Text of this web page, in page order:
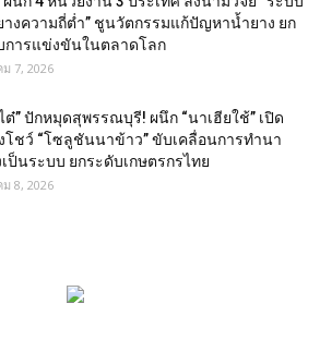
างความถี่ต่ำ” ชูนวัตกรรมแก้ปัญหาน้ำยาง ยก
การแข่งขันในตลาดโลก
ม 7, 2026
ไต๋” ปักหมุดสุพรรณบุรี! ผนึก “นาเฮียใช้” เปิด
โชว์ “โซลูชันนาข้าว” ขับเคลื่อนการทำนา
เป็นระบบ ยกระดับเกษตรกรไทย
ม 8, 2026